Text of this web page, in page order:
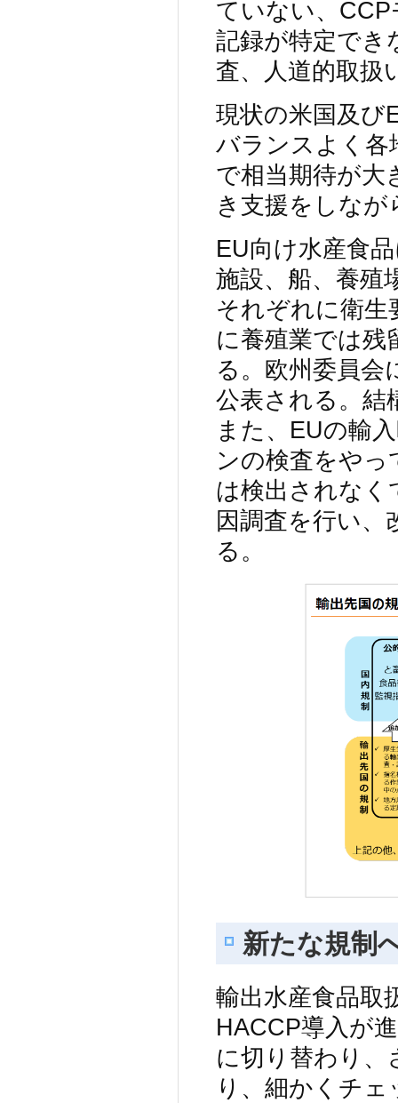
ていない、
記録が特定でき
査、人道的取扱
現状の米国及び
バランスよく各
で相当期待が大
き支援をしな
EU向け水産食
施設、船、養殖
それぞれに衛生
に養殖業では残
る。欧州委員会
公表される。結
また、EUの輸
ンの検査をやっ
は検出されなく
因調査を行い、
る。
新たな規制
輸出水産食品取
HACCP導入が
に切り替わり、
り、細かくチ